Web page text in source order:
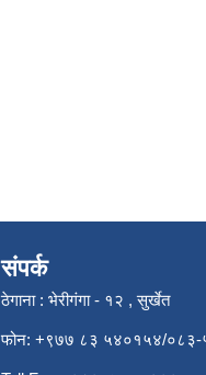
संपर्क
ठेगाना : भेरीगंगा - १२ , सुर्खेत
फोन: +९७७ ८३ ५४०१५४/०८३-